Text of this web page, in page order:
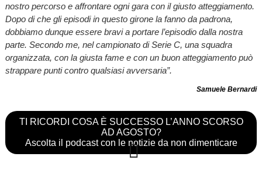
nostro percorso e affrontare ogni gara con il giusto atteggiamento.
Dopo di che gli episodi in questo girone la fanno da padrona,
dobbiamo dunque essere bravi a portare l’episodio dalla nostra
parte. Secondo me, nel campionato di Serie C, una squadra
organizzata, con la giusta fame e con un buon atteggiamento può
strappare punti contro qualsiasi avversaria”.
Samuele Bernardi
TI RICORDI COSA È SUCCESSO L’ANNO SCORSO
AD AGOSTO?
Ascolta il podcast con le notizie da non dimenticare